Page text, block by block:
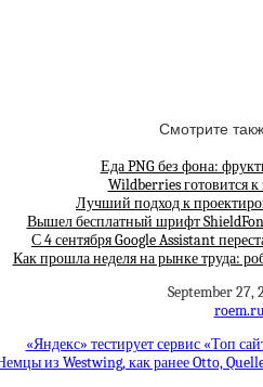
Смотрите
Еда PNG без фона:
Wildberries готовится к
Лучший подход к
Вышел бесплатный шрифт
С 4 сентября Google Assistant
Как прошла неделя на рынке труда:
September 27,
«Яндекс» тестирует сервис «Топ
из Westwing, как ранее Otto,